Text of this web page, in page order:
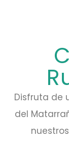
Disfruta de
del